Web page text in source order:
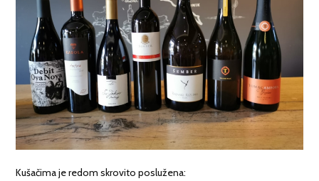
Kušačima je redom skrovito poslužena: